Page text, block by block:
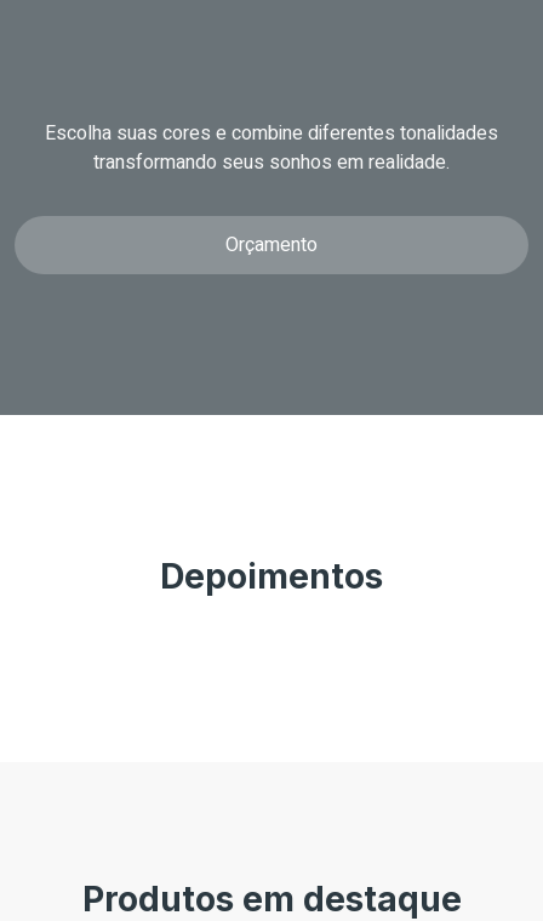
Escolha suas cores e combine diferentes tonalidades
transformando seus sonhos em realidade.
Orçamento
Depoimentos
Produtos em destaque